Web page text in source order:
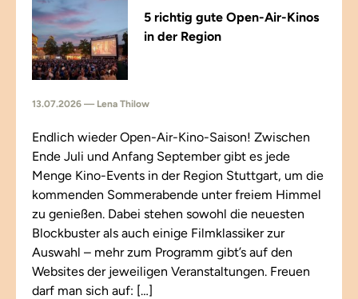
5 richtig gute Open-Air-Kinos
in der Region
13.07.2026 — Lena Thilow
Endlich wieder Open-Air-Kino-Saison! Zwischen
Ende Juli und Anfang September gibt es jede
Menge Kino-Events in der Region Stuttgart, um die
kommenden Sommerabende unter freiem Himmel
zu genießen. Dabei stehen sowohl die neuesten
Blockbuster als auch einige Filmklassiker zur
Auswahl – mehr zum Programm gibt’s auf den
Websites der jeweiligen Veranstaltungen. Freuen
darf man sich auf: […]